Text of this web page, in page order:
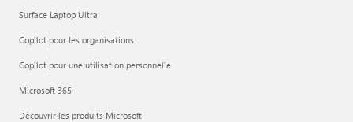
Surface Laptop Ultra
Copilot pour les organisations
Copilot pour une utilisation personnelle
Microsoft 365
Découvrir les produits Microsoft